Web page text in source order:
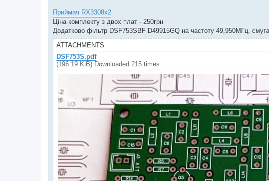
Приймач RX3308x2
Ціна комплекту з двох плат - 250грн
Додатково фільтр DSF753SBF D49915GQ на частоту 49,950МГц,
ATTACHMENTS
DSF753S.pdf
(196.19 KiB) Downloaded 215 times